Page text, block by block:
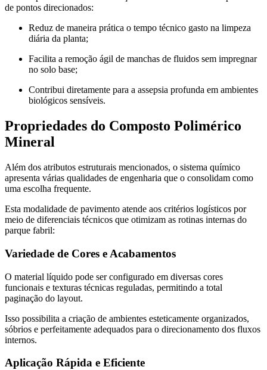
de pontos direcionados:
Reduz de maneira prática o tempo técnico gasto na limpeza
diária da planta;
Facilita a remoção ágil de manchas de fluidos sem impregnar
no solo base;
Contribui diretamente para a assepsia profunda em ambientes
biológicos sensíveis.
Propriedades do Composto Polimérico
Mineral
Além dos atributos estruturais mencionados, o sistema químico
apresenta várias qualidades de engenharia que o consolidam como
uma escolha frequente.
Esta modalidade de pavimento atende aos critérios logísticos por
meio de diferenciais técnicos que otimizam as rotinas internas do
parque fabril:
Variedade de Cores e Acabamentos
O material líquido pode ser configurado em diversas cores
funcionais e texturas técnicas reguladas, permitindo a total
paginação do layout.
Isso possibilita a criação de ambientes esteticamente organizados,
sóbrios e perfeitamente adequados para o direcionamento dos fluxos
internos.
Aplicação Rápida e Eficiente